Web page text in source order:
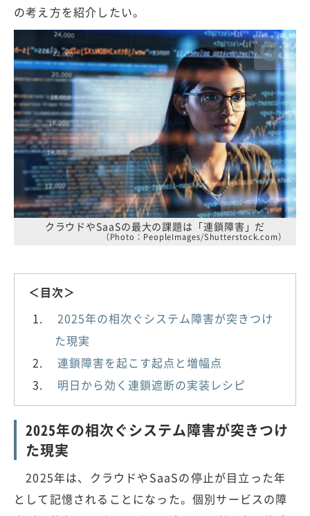
の考え方を紹介したい。
クラウドやSaaSの最大の課題は「連鎖障害」だ
（Photo：PeopleImages/Shutterstock.com）
＜目次＞
2025年の相次ぐシステム障害が突きつけ
た現実
連鎖障害を起こす起点と増幅点
明日から効く連鎖遮断の実装レシピ
2025年の相次ぐシステム障害が突きつけ
た現実
2025年は、クラウドやSaaSの停止が目立った年
として記憶されることになった。個別サービスの障